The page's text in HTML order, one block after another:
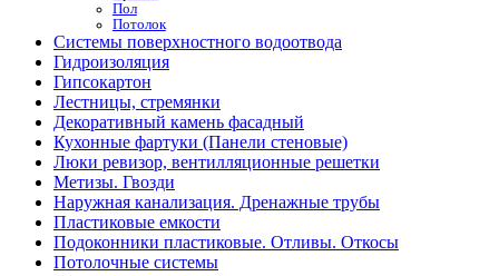
Пол
Потолок
Системы поверхностного водоотвода
Гидроизоляция
Гипсокартон
Лестницы, стремянки
Декоративный камень фасадный
Кухонные фартуки (Панели стеновые)
Люки ревизор, вентилляционные решетки
Метизы. Гвозди
Наружная канализация. Дренажные трубы
Пластиковые емкости
Подоконники пластиковые. Отливы. Откосы
Потолочные системы